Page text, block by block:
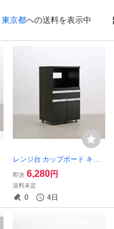
東京都への送料を表示中
レンジ台 カップボード キッ
チンラック キャスター 食器
棚 収納 家電ラック/ニトリ無
印イケアIDCアクタスモダン
即決 6,280円
送料未定
0 4日